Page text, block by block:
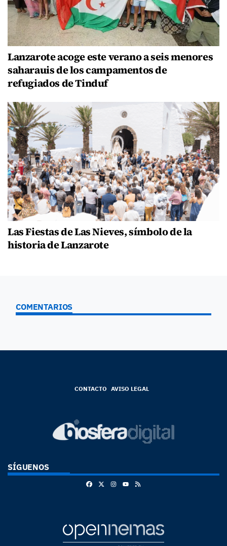
Lanzarote acoge este verano a seis menores
saharauis de los campamentos de
refugiados de Tinduf
Las Fiestas de Las Nieves, símbolo de la
historia de Lanzarote
COMENTARIOS
CONTACTO AVISO LEGAL
SÍGUENOS
FacebookInstagram